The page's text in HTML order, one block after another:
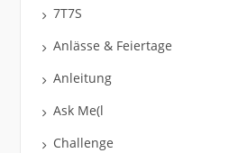
7T7S
Anlässe & Feiertage
Anleitung
Ask Me(l
Challenge